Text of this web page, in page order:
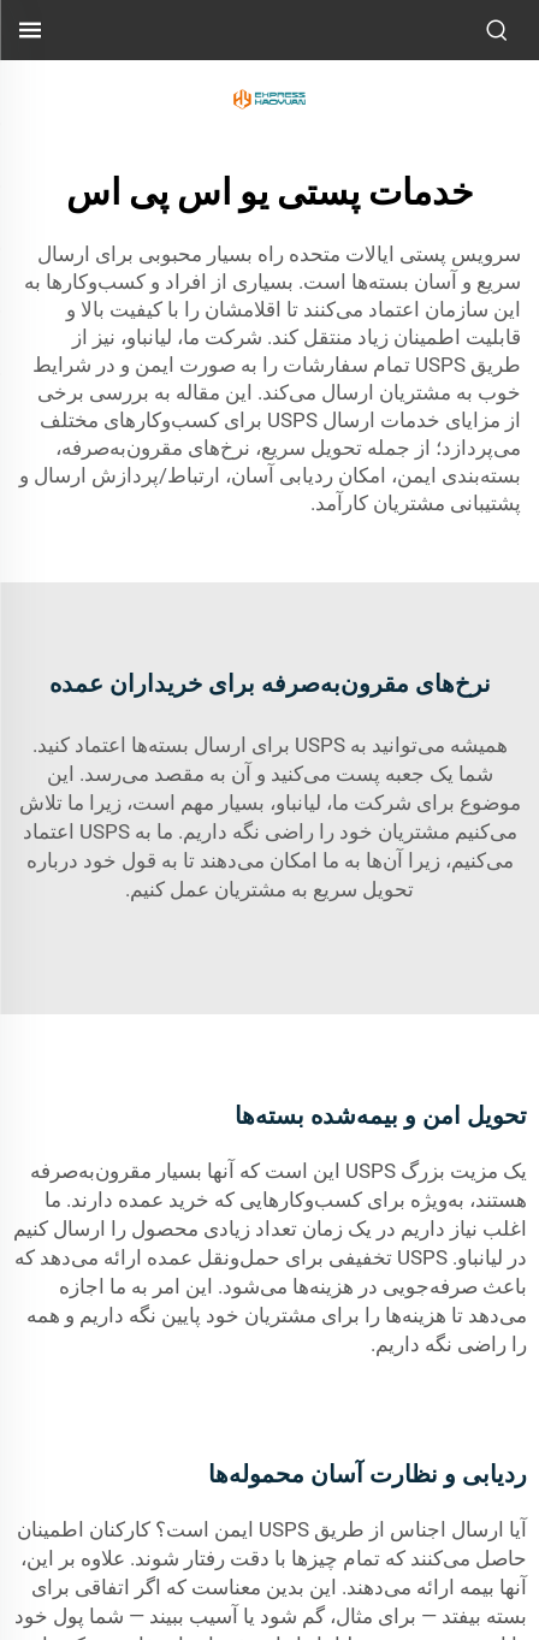
خدمات پستی یو اس پی اس
سرویس پستی ایالات متحده راه بسیار محبوبی برای ارسال
سریع و آسان بسته‌ها است. بسیاری از افراد و کسب‌وکارها به
این سازمان اعتماد می‌کنند تا اقلامشان را با کیفیت بالا و
قابلیت اطمینان زیاد منتقل کند. شرکت ما، لیانباو، نیز از
طریق USPS تمام سفارشات را به صورت ایمن و در شرایط
خوب به مشتریان ارسال می‌کند. این مقاله به بررسی برخی
از مزایای خدمات ارسال USPS برای کسب‌وکارهای مختلف
می‌پردازد؛ از جمله تحویل سریع، نرخ‌های مقرون‌به‌صرفه،
بسته‌بندی ایمن، امکان ردیابی آسان، ارتباط/پردازش ارسال و
پشتیبانی مشتریان کارآمد.
نرخ‌های مقرون‌به‌صرفه برای خریداران عمده
همیشه می‌توانید به USPS برای ارسال بسته‌ها اعتماد کنید.
شما یک جعبه پست می‌کنید و آن به مقصد می‌رسد. این
موضوع برای شرکت ما، لیانباو، بسیار مهم است، زیرا ما تلاش
می‌کنیم مشتریان خود را راضی نگه داریم. ما به USPS اعتماد
می‌کنیم، زیرا آن‌ها به ما امکان می‌دهند تا به قول خود درباره
تحویل سریع به مشتریان عمل کنیم.
تحویل امن و بیمه‌شده بسته‌ها
یک مزیت بزرگ USPS این است که آنها بسیار مقرون‌به‌صرفه
هستند، به‌ویژه برای کسب‌وکارهایی که خرید عمده دارند. ما
اغلب نیاز داریم در یک زمان تعداد زیادی محصول را ارسال کنیم
در لیانباو. USPS تخفیفی برای حمل‌ونقل عمده ارائه می‌دهد که
باعث صرفه‌جویی در هزینه‌ها می‌شود. این امر به ما اجازه
می‌دهد تا هزینه‌ها را برای مشتریان خود پایین نگه داریم و همه
را راضی نگه داریم.
ردیابی و نظارت آسان محموله‌ها
آیا ارسال اجناس از طریق USPS ایمن است؟ کارکنان اطمینان
حاصل می‌کنند که تمام چیزها با دقت رفتار شوند. علاوه بر این،
آنها بیمه ارائه می‌دهند. این بدین معناست که اگر اتفاقی برای
بسته بیفتد — برای مثال، گم شود یا آسیب ببیند — شما پول خود